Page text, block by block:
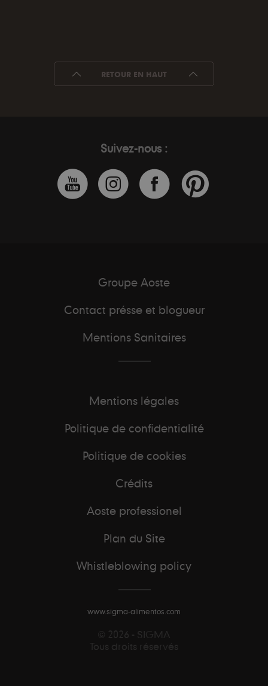
RETOUR EN HAUT
Suivez-nous :
Groupe Aoste
Contact présse et blogueur
Mentions Sanitaires
Mentions légales
Politique de confidentialité
Politique de cookies
Crédits
Aoste professionel
Plan du Site
Whistleblowing policy
www.sigma-alimentos.com
© 2026 - SIGMA
Tous droits réservés